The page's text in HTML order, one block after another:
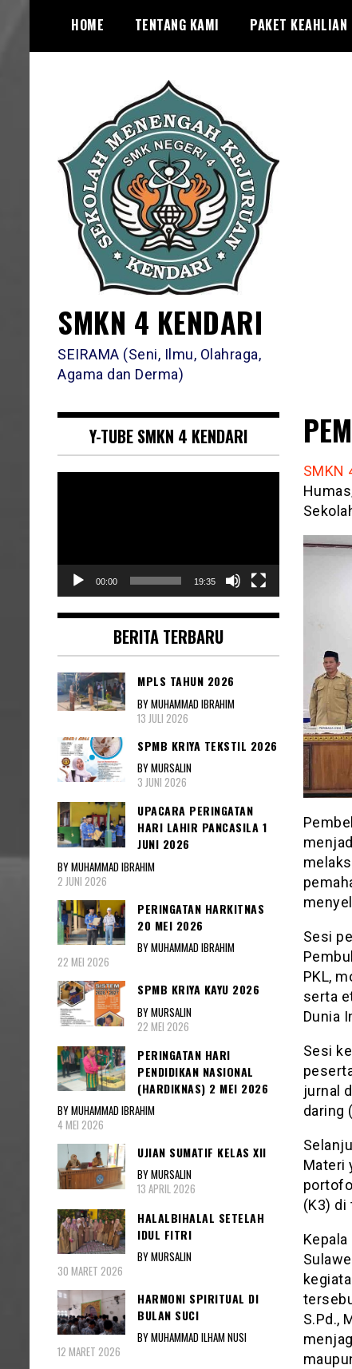
content
HOME TENTANG KAMI PAKET KEAHLIAN
SMKN 4 KENDARI
SEIRAMA (Seni, Ilmu, Olahraga,
Agama dan Derma)
SMKN
Sesi
PKL,
serta
Dunia
Sesi
jurnal
daring
Materi
(K3) di
S.Pd.,
Y-TUBE SMKN 4 KENDARI
00:00 19:35
BERITA TERBARU
MPLS TAHUN 2026
BY MUHAMMAD IBRAHIM
13 JULI 2026
SPMB KRIYA TEKSTIL 2026
BY MURSALIN
3 JUNI 2026
UPACARA PERINGATAN
HARI LAHIR PANCASILA 1
JUNI 2026
BY MUHAMMAD IBRAHIM
2 JUNI 2026
PERINGATAN HARKITNAS
20 MEI 2026
BY MUHAMMAD IBRAHIM
22 MEI 2026
SPMB KRIYA KAYU 2026
BY MURSALIN
22 MEI 2026
PERINGATAN HARI
PENDIDIKAN NASIONAL
(HARDIKNAS) 2 MEI 2026
BY MUHAMMAD IBRAHIM
4 MEI 2026
UJIAN SUMATIF KELAS XII
BY MURSALIN
13 APRIL 2026
HALALBIHALAL SETELAH
IDUL FITRI
BY MURSALIN
30 MARET 2026
HARMONI SPIRITUAL DI
BULAN SUCI
BY MUHAMMAD ILHAM NUSI
12 MARET 2026